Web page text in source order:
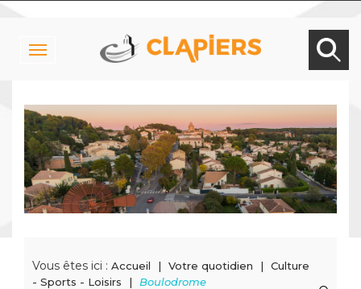
Toggle
Vous êtes ici : Accueil Votre quotidien
Culture
- Sports - Loisirs
Boulodrome